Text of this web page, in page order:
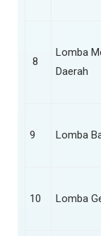
8
Lomba
Daerah
9 Lomba
10 Lomba